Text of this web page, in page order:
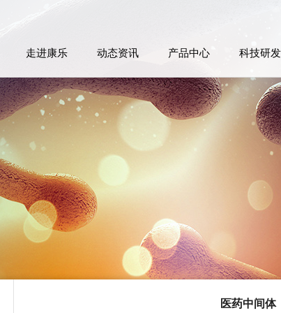
走进康乐 动态资讯 产品中心 科技研发
医药中间体